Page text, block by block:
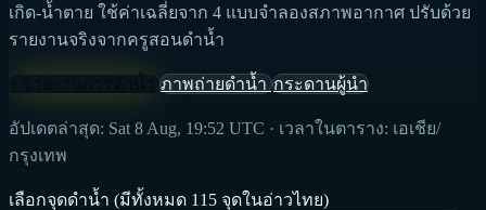
เกิด-น้ำตาย ใช้ค่าเฉลี่ยจาก 4 แบบจำลองสภาพอากาศ ปรับด้วย
รายงานจริงจากครูสอนดำน้ำ
ภาพถ่ายดำน้ำกระดานผู้นำ
อัปเดตล่าสุด: Sat 8 Aug, 19:52 UTC · เวลาในตาราง: เอเชีย/
กรุงเทพ
เลือกจุดดำน้ำ (มีทั้งหมด 115 จุดในอ่าวไทย)